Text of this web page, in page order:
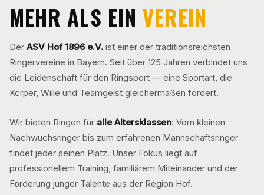
MEHR ALS EINVEREIN
Der ASV Hof 1896 e.V. ist einer der traditionsreichsten
Ringervereine in Bayern. Seit über 125 Jahren verbindet uns
die Leidenschaft für den Ringsport — eine Sportart, die
Körper, Wille und Teamgeist gleichermaßen fordert.
Wir bieten Ringen für alle Altersklassen: Vom kleinen
Nachwuchsringer bis zum erfahrenen Mannschaftsringer
findet jeder seinen Platz. Unser Fokus liegt auf
professionellem Training, familiärem Miteinander und der
Förderung junger Talente aus der Region Hof.